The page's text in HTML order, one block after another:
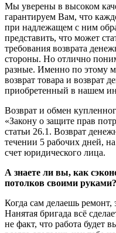
Мы уверены в высоком
гарантируем Вам, что
при надлежащем с ним
представить, что может
требования возврата
стороны. Но отлично
разные. Именно по этому
возврат товара и возврат
приобретенный в нашем
Возврат и обмен
«Закону о защите прав
статьи 26.1. Возврат
течении 5 рабочих дней,
счет юридического лица.
А знаете ли вы, как
потолков своими руками?
Когда сам делаешь ремонт,
Нанятая бригада всё
не факт, что работа будет